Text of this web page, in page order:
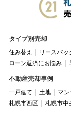
タイプ別売却
住み替え リースバッ
ローン返済にお悩み
不動産売却事例
一戸建て 土地 マン
札幌市西区
札幌市中